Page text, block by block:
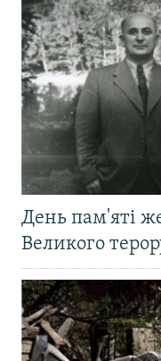
День пам'яті
Великого